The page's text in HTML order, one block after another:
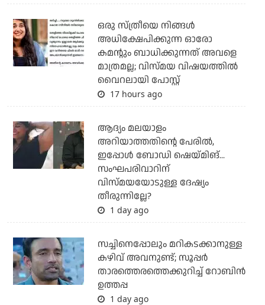
ഒരു സ്ത്രീയെ നിങ്ങള്‍
അധിക്ഷേപിക്കുന്ന ഓരോ
കമന്റും ബാധിക്കുന്നത് അവളെ
മാത്രമല്ല; വിസ്മയ വിഷയത്തില്‍
വൈറലായി പോസ്റ്റ്
17 hours ago
ആദ്യം മലയാളം
അറിയാത്തതിന്റെ പേരില്‍,
ഇപ്പോള്‍ ബോഡി ഷെയ്മിങ്...
സംഘപരിവാറിന്
വിസ്മയയോടുള്ള ദേഷ്യം
തീരുന്നില്ലേ?
1 day ago
സച്ചിനെപ്പോലും മറികടക്കാനുള്ള
കഴിവ് അവനുണ്ട്; സൂപ്പര്‍
താരത്തെരത്തെക്കുറിച്ച് റോബിന്‍
ഉത്തപ്പ
1 day ago